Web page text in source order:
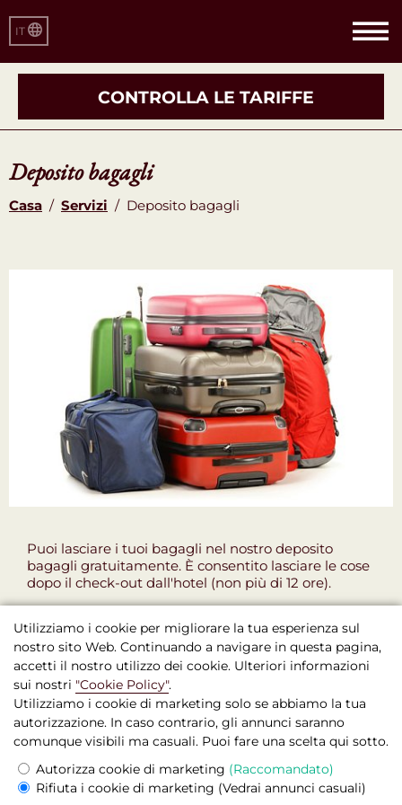
CONTROLLA LE TARIFFE
IT
Deposito bagagli
Casa / Servizi / Deposito bagagli
Puoi lasciare i tuoi bagagli nel nostro deposito
bagagli gratuitamente. È consentito lasciare le cose
dopo il check-out dall'hotel (non più di 12 ore).
Boutique Hotel Seven Days , Praga
Termini e Condizioni Legali
Žitná,
Utilizziamo i cookie per migliorare la tua esperienza sul
nostro sito Web. Continuando a navigare in questa pagina,
accetti il nostro utilizzo dei cookie. Ulteriori informazioni
sui nostri "Cookie Policy".
Utilizziamo i cookie di marketing solo se abbiamo la tua
autorizzazione. In caso contrario, gli annunci saranno
comunque visibili ma casuali. Puoi fare una scelta qui sotto.
Autorizza cookie di marketing (Raccomandato)
Rifiuta i cookie di marketing (Vedrai annunci casuali)